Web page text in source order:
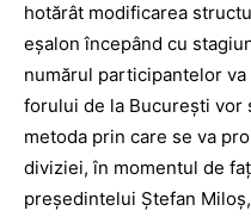
hotărât modificarea
eşalon începând cu
numărul participantelor
forului de la Bucureşti vor
metoda prin care se va
diviziei, în momentul de
preşedintelui Ştefan